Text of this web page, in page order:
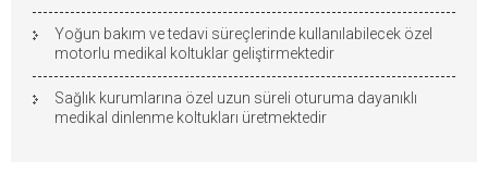
Yoğun bakım ve tedavi süreçlerinde kullanılabilecek özel
motorlu medikal koltuklar geliştirmektedir
Sağlık kurumlarına özel uzun süreli oturuma dayanıklı
medikal dinlenme koltukları üretmektedir